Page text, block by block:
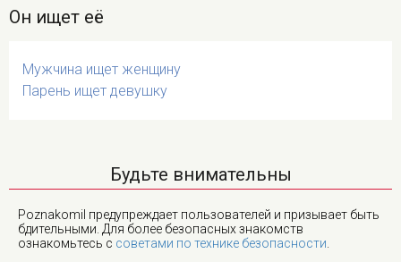
Он ищет её
Мужчина ищет женщину
Парень ищет девушку
Будьте внимательны
Poznakomil предупреждает пользователей и призывает быть
бдительными. Для более безопасных знакомств
ознакомьтесь с советами по технике безопасности